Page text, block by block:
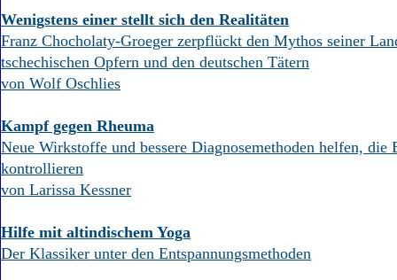
Wenigstens einer stellt sich den Realitäten
Franz Chocholaty-Groeger zerpflückt den Mythos seiner
tschechischen Opfern und den deutschen Tätern
von Wolf Oschlies
Kampf gegen Rheuma
Neue Wirkstoffe und bessere Diagnosemethoden helfen, die
kontrollieren
von Larissa Kessner
Hilfe mit altindischem Yoga
Der Klassiker unter den Entspannungsmethoden